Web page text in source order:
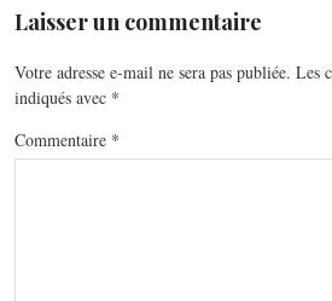
Laisser un commentaire
Votre adresse e-mail ne sera pas publiée. Les
indiqués avec *
Commentaire *